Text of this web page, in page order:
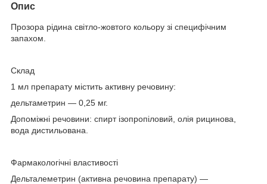
Опис
Прозора рідина світло-жовтого кольору зі специфічним
запахом.
Склад
1 мл препарату містить активну речовину:
дельтаметрин — 0,25 мг.
Допоміжні речовини: спирт ізопропіловий, олія рицинова,
вода дистильована.
Фармакологічні властивості
Дельталеметрин (активна речовина препарату) —